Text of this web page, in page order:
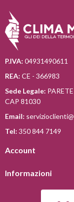
P.IVA: 04931490611
REA: CE - 366983
Sede Legale:
CAP 81030
Email:
Tel: 350 844 7149
Account
Informazioni